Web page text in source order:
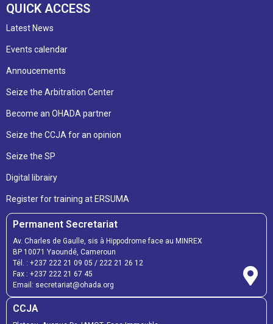
QUICK ACCESS
Latest News
Events calendar
Annoucements
Seize the Arbitration Center
Become an OHADA partner
Seize the CCJA for an opinion
Seize the SP
Digital librairy
Register for training at ERSUMA
Permanent Secretariat
Av. Charles de Gaulle, sis à Hippodrome face au MINREX
BP 10071 Yaoundé, Cameroun
Tél. : +237 222 21 09 05 / 222 21 26 12
Fax : +237 222 21 67 45
Email: secretariat@ohada.org
CCJA